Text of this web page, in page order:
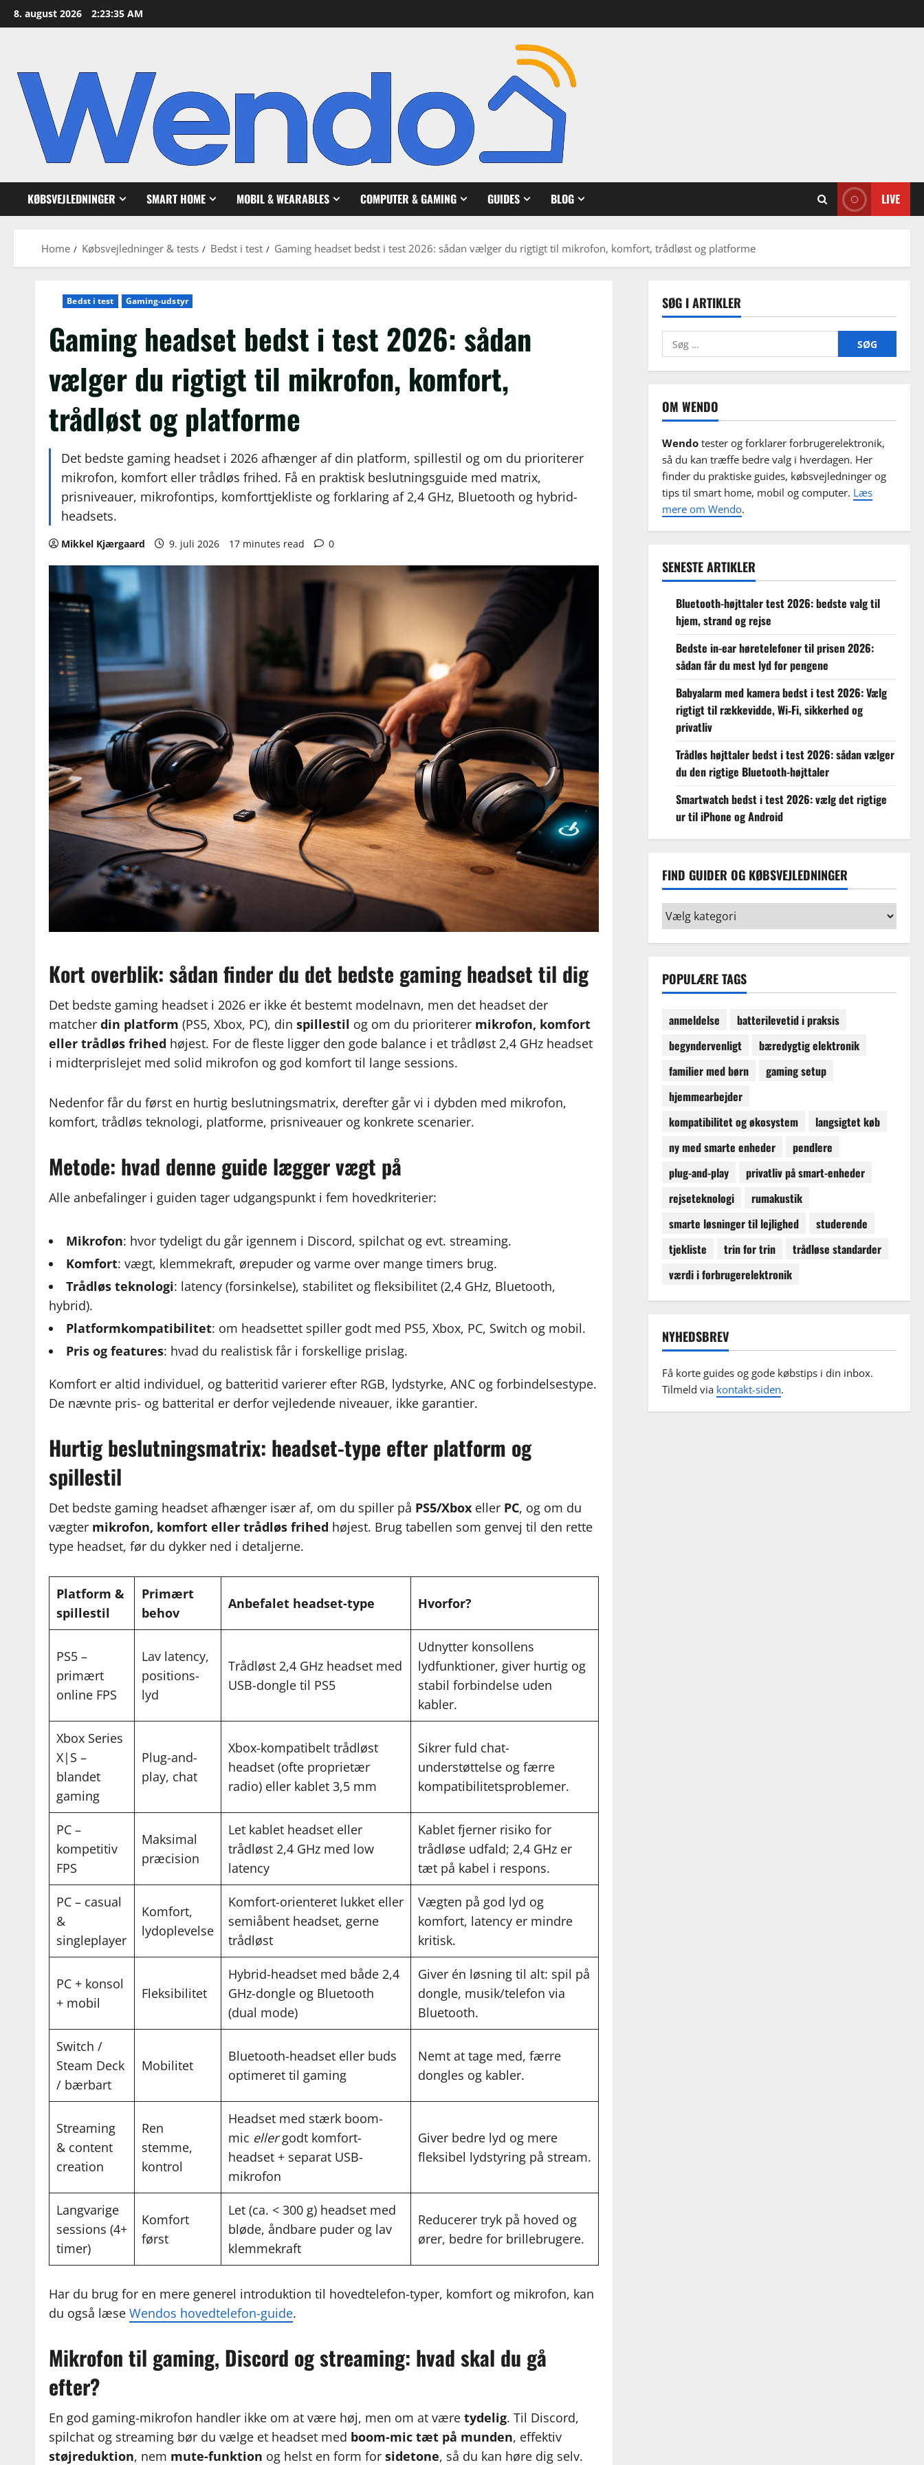
Skip
to
8. august 2026 2:23:36 AM
KØBSVEJLEDNINGER SMART HOME MOBIL & WEARABLES COMPUTER & GAMING GUIDES BLOG LIVE
Home Købsvejledninger & tests Bedst i test Gaming headset bedst i test 2026: sådan vælger du rigtigt til mikrofon, komfort, trådløst og platforme
Bedst i test Gaming-udstyr
Gaming headset bedst i test 2026: sådan
vælger du rigtigt til mikrofon, komfort,
trådløst og platforme
Det bedste gaming headset i 2026 afhænger af din platform, spillestil og om du prioriterer
mikrofon, komfort eller trådløs frihed. Få en praktisk beslutningsguide med matrix,
prisniveauer, mikrofontips, komforttjekliste og forklaring af 2,4 GHz, Bluetooth og hybrid-
headsets.
Mikkel Kjærgaard 9. juli 2026 17 minutes read 0
Kort overblik: sådan finder du det bedste gaming headset til dig
Det bedste gaming headset i 2026 er ikke ét bestemt modelnavn, men det headset der
matcherdin platform (PS5, Xbox, PC), dinspillestil og om du prioriterer mikrofon, komfort
eller trådløs frihed højest. For de fleste ligger den gode balance i et trådløst 2,4 GHz headset
i midterprislejet med solid mikrofon og god komfort til lange sessions.
Nedenfor får du først en hurtig beslutningsmatrix, derefter går vi i dybden med mikrofon,
komfort, trådløs teknologi, platforme, prisniveauer og konkrete scenarier.
Metode: hvad denne guide lægger vægt på
Alle anbefalinger i guiden tager udgangspunkt i fem hovedkriterier:
Mikrofon: hvor tydeligt du går igennem i Discord, spilchat og evt. streaming.
Komfort: vægt, klemmekraft, ørepuder og varme over mange timers brug.
Trådløs teknologi: latency (forsinkelse), stabilitet og fleksibilitet (2,4 GHz, Bluetooth,
hybrid).
Platformkompatibilitet: om headsettet spiller godt med PS5, Xbox, PC, Switch og mobil.
Pris og features: hvad du realistisk får i forskellige prislag.
Komfort er altid individuel, og batteritid varierer efter RGB, lydstyrke, ANC og forbindelsestype.
De nævnte pris- og batterital er derfor vejledende niveauer, ikke garantier.
Hurtig beslutningsmatrix: headset-type efter platform og
spillestil
Det bedste gaming headset afhænger især af, om du spiller på PS5/Xbox eller PC, og om du
vægter mikrofon, komfort eller trådløs frihed højest. Brug tabellen som genvej til den rette
type headset, før du dykker ned i detaljerne.
Platform &
spillestil
Primært
behov
Anbefalet headset-type Hvorfor?
PS5 –
primært
online FPS
Lav latency,
positions-
lyd
Trådløst 2,4 GHz headset med
USB-dongle til PS5
Udnytter konsollens
lydfunktioner, giver hurtig og
stabil forbindelse uden
kabler.
Xbox Series
X|S –
blandet
gaming
Plug-and-
play, chat
Xbox-kompatibelt trådløst
headset (ofte proprietær
radio) eller kablet 3,5 mm
Sikrer fuld chat-
understøttelse og færre
kompatibilitetsproblemer.
PC –
kompetitiv
FPS
Maksimal
præcision
Let kablet headset eller
trådløst 2,4 GHz med low
latency
Kablet fjerner risiko for
trådløse udfald; 2,4 GHz er
tæt på kabel i respons.
PC – casual
&
singleplayer
Komfort,
lydoplevelse
Komfort-orienteret lukket eller
semiåbent headset, gerne
trådløst
Vægten på god lyd og
komfort, latency er mindre
kritisk.
PC + konsol
+ mobil
Fleksibilitet
Hybrid-headset med både 2,4
GHz-dongle og Bluetooth
(dual mode)
Giver én løsning til alt: spil på
dongle, musik/telefon via
Bluetooth.
Switch /
Steam Deck
/ bærbart
Mobilitet
Bluetooth-headset eller buds
optimeret til gaming
Nemt at tage med, færre
dongles og kabler.
Streaming
& content
creation
Ren
stemme,
kontrol
Headset med stærk boom-
mic ellergodt komfort-
headset + separat USB-
mikrofon
Giver bedre lyd og mere
fleksibel lydstyring på stream.
Langvarige
sessions (4+
timer)
Komfort
først
Let (ca. < 300 g) headset med
bløde, åndbare puder og lav
klemmekraft
Reducerer tryk på hoved og
ører, bedre for brillebrugere.
Har du brug for en mere generel introduktion til hovedtelefon-typer, komfort og mikrofon, kan
du også læseWendos hovedtelefon-guide.
Mikrofon til gaming, Discord og streaming: hvad skal du gå
efter?
En god gaming-mikrofon handler ikke om at være høj, men om at væretydelig. Til Discord,
spilchat og streaming bør du vælge et headset med boom-mic tæt på munden, effektiv
støjreduktion, nem mute-funktion og helst en form forsidetone, så du kan høre dig selv.
SØG I ARTIKLER
Søg
efter:
OM WENDO
Wendotester og forklarer forbrugerelektronik,
så du kan træffe bedre valg i hverdagen. Her
finder du praktiske guides, købsvejledninger og
tips til smart home, mobil og computer. Læs
mere om Wendo.
SENESTE ARTIKLER
Bluetooth-højttaler test 2026: bedste valg til
hjem, strand og rejse
Bedste in-ear høretelefoner til prisen 2026:
sådan får du mest lyd for pengene
Babyalarm med kamera bedst i test 2026: Vælg
rigtigt til rækkevidde, Wi‑Fi, sikkerhed og
privatliv
Trådløs højttaler bedst i test 2026: sådan vælger
du den rigtige Bluetooth-højttaler
Smartwatch bedst i test 2026: vælg det rigtige
ur til iPhone og Android
FIND GUIDER OG KØBSVEJLEDNINGER
Find
guider
og
POPULÆRE TAGS
anmeldelse
batterilevetid i praksis
begyndervenligt
bæredygtig elektronik
familier med børn
gaming setup
hjemmearbejder
kompatibilitet og økosystem
langsigtet køb
ny med smarte enheder
pendlere
plug-and-play
privatliv på smart-enheder
rejseteknologi
rumakustik
smarte løsninger til lejlighed
studerende
tjekliste
trin for trin
trådløse standarder
værdi i forbrugerelektronik
NYHEDSBREV
Få korte guides og gode købstips i din inbox.
Tilmeld via kontakt-siden.